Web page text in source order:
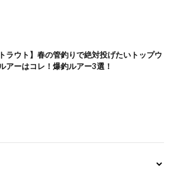
トラウト】春の管釣りで絶対投げたいトップウ
アーはコレ！爆釣ルアー3選！